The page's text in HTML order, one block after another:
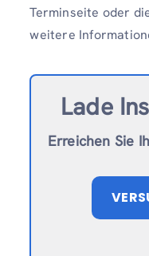
Terminseite oder
weitere
Lade
Erreichen Sie